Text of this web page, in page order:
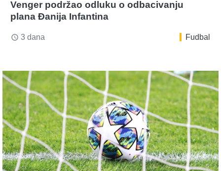
Venger podržao odluku o odbacivanju
plana Đanija Infantina
access_time 3 dana Fudbal